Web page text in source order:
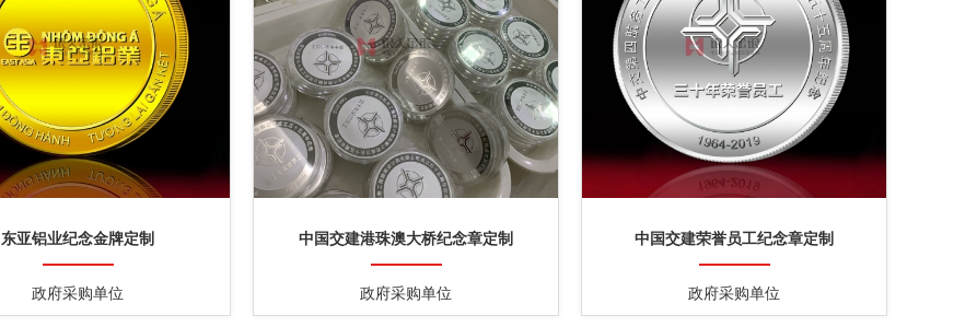
东亚铝业纪念金牌定制
政府采购单位
中国交建港珠澳大桥纪念章定制
政府采购单位
中国交建荣誉员工纪念章定制
政府采购单位